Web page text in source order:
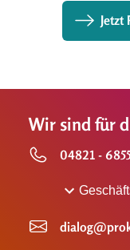
Jetzt
Wir sind für
04821 -